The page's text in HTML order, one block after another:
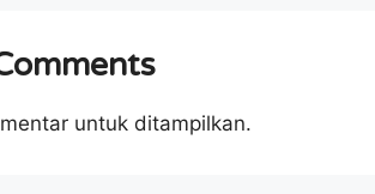
untuk ditampilkan.